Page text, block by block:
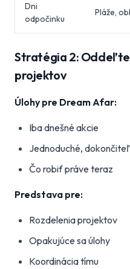
Dni
odpočinku
Pláže,
Stratégia 2:
projektov
Úlohy pre Dream Afar:
Iba dnešné akcie
Jednoduché,
Čo robiť práve teraz
Predstava pre:
Rozdelenia projektov
Opakujúce sa úlohy
Koordinácia tímu